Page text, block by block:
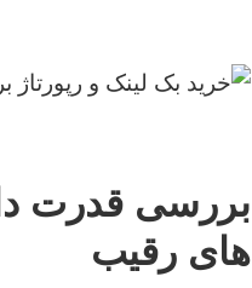
بررسی قدرت
های رقیب